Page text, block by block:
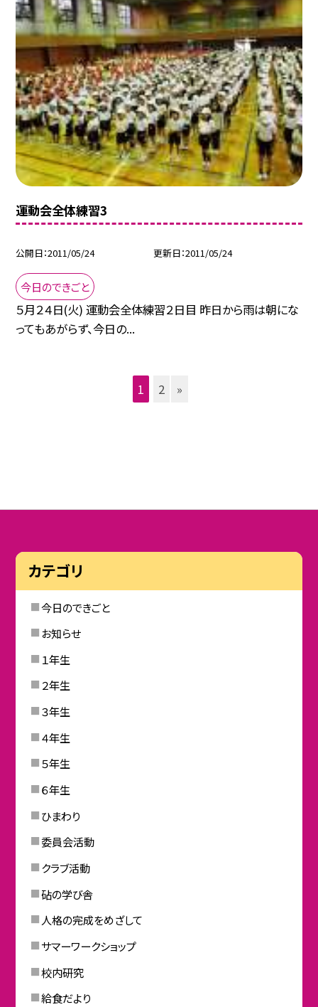
運動会全体練習3
公開日 2011/05/24 更新日 2011/05/24
今日のできごと
５月２４日(火) 運動会全体練習２日目 昨日から雨は朝にな
ってもあがらず、今日の...
1 2 »
カテゴリ
今日のできごと
お知らせ
１年生
２年生
３年生
４年生
５年生
６年生
ひまわり
委員会活動
クラブ活動
砧の学び舎
人格の完成をめざして
サマーワークショップ
校内研究
給食だより